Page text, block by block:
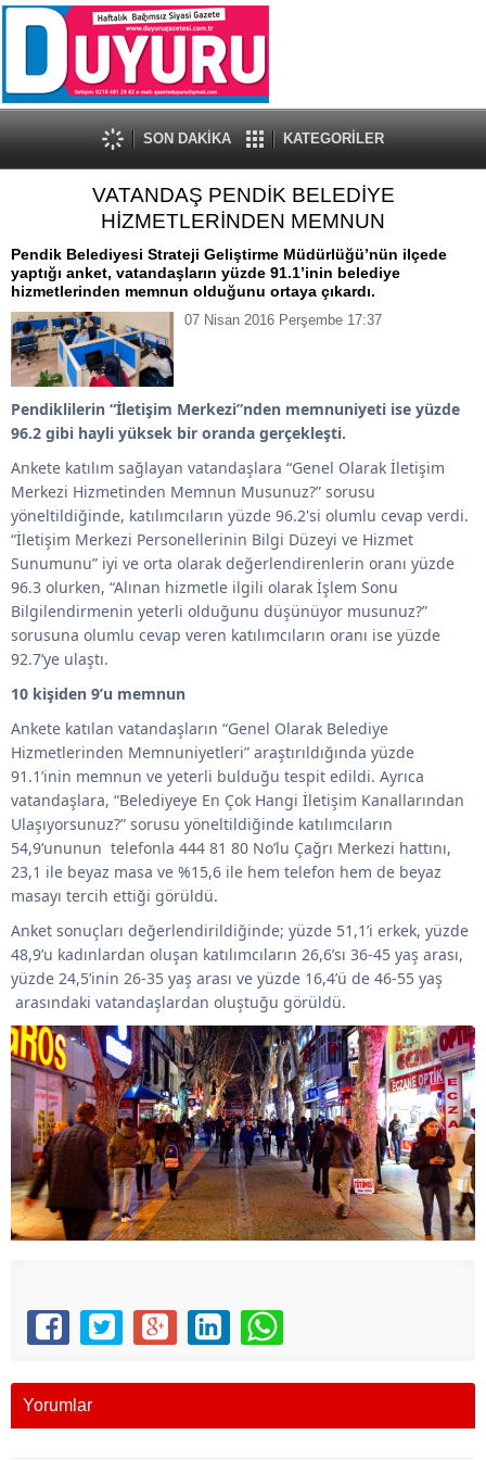
SON DAKİKA KATEGORİLER
VATANDAŞ PENDİK BELEDİYE
HİZMETLERİNDEN MEMNUN
Pendik Belediyesi Strateji Geliştirme Müdürlüğü’nün ilçede
yaptığı anket, vatandaşların yüzde 91.1’inin belediye
hizmetlerinden memnun olduğunu ortaya çıkardı.
07 Nisan 2016 Perşembe 17:37
Pendiklilerin “İletişim Merkezi”nden memnuniyeti ise yüzde
96.2 gibi hayli yüksek bir oranda gerçekleşti.
Ankete katılım sağlayan vatandaşlara “Genel Olarak İletişim
Merkezi Hizmetinden Memnun Musunuz?” sorusu
yöneltildiğinde, katılımcıların yüzde 96.2'si olumlu cevap verdi.
“İletişim Merkezi Personellerinin Bilgi Düzeyi ve Hizmet
Sunumunu” iyi ve orta olarak değerlendirenlerin oranı yüzde
96.3 olurken, “Alınan hizmetle ilgili olarak İşlem Sonu
Bilgilendirmenin yeterli olduğunu düşünüyor musunuz?”
sorusuna olumlu cevap veren katılımcıların oranı ise yüzde
92.7’ye ulaştı.
10 kişiden 9’u memnun
Ankete katılan vatandaşların “Genel Olarak Belediye
Hizmetlerinden Memnuniyetleri” araştırıldığında yüzde
91.1’inin memnun ve yeterli bulduğu tespit edildi. Ayrıca
vatandaşlara, “Belediyeye En Çok Hangi İletişim Kanallarından
Ulaşıyorsunuz?” sorusu yöneltildiğinde katılımcıların
54,9’ununun telefonla 444 81 80 No’lu Çağrı Merkezi hattını,
23,1 ile beyaz masa ve %15,6 ile hem telefon hem de beyaz
masayı tercih ettiği görüldü.
Anket sonuçları değerlendirildiğinde; yüzde 51,1’i erkek, yüzde
48,9’u kadınlardan oluşan katılımcıların 26,6’sı 36-45 yaş arası,
yüzde 24,5’inin 26-35 yaş arası ve yüzde 16,4’ü de 46-55 yaş
arasındaki vatandaşlardan oluştuğu görüldü.
Yorumlar